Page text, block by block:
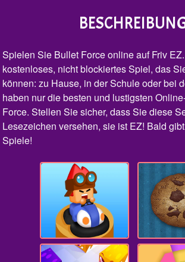
Spielen Sie Bullet Force online auf Friv
kostenloses, nicht blockiertes Spiel, das
können: zu Hause, in der Schule oder bei
haben nur die besten und lustigsten
Force. Stellen Sie sicher, dass Sie diese
Lesezeichen versehen, sie ist EZ! Bald
Spiele!